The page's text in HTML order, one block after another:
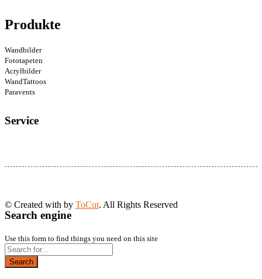
Produkte
Wandbilder
Fototapeten
Acrylbilder
WandTattoos
Paravents
Service
© Created with by ToCut. All Rights Reserved
Search engine
Use this form to find things you need on this site
Search